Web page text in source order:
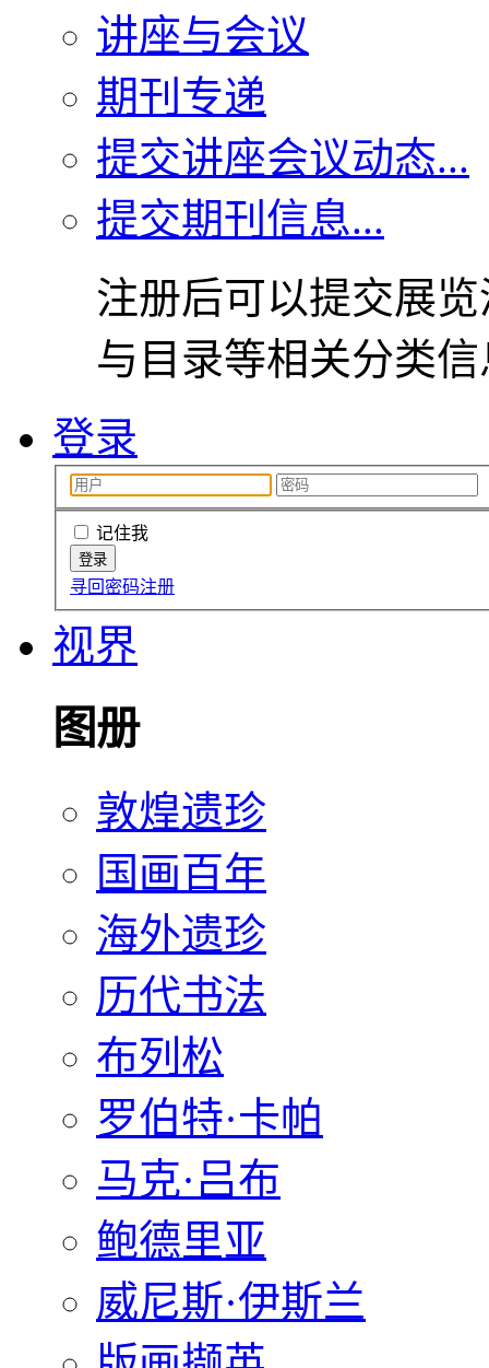
讲座与会议
期刊专递
提交讲座会议动态...
提交期刊信息...
注册后可以提交展
与目录等相关分类
登录
记住我
寻回密码注册
视界
图册
敦煌遗珍
国画百年
海外遗珍
历代书法
布列松
罗伯特·卡帕
马克·吕布
鲍德里亚
威尼斯·伊斯兰